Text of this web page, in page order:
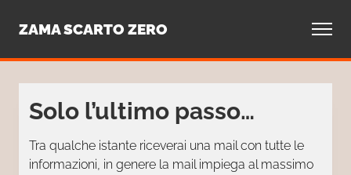
ZAMA SCARTO ZERO Contatti
Solo l’ultimo passo…
Tra qualche istante riceverai una mail con tutte le
informazioni, in genere la mail impiega al massimo